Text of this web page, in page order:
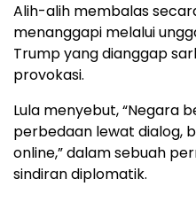
Alih-alih membalas
menanggapi melalui
Trump yang dianggap
provokasi.
Lula menyebut, “Negara
perbedaan lewat dialog,
online,” dalam sebuah
sindiran diplomatik.